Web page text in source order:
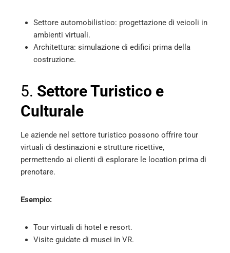
Settore automobilistico: progettazione di veicoli in
ambienti virtuali.
Architettura: simulazione di edifici prima della
costruzione.
5. Settore Turistico e
Culturale
Le aziende nel settore turistico possono offrire tour
virtuali di destinazioni e strutture ricettive,
permettendo ai clienti di esplorare le location prima di
prenotare.
Esempio:
Tour virtuali di hotel e resort.
Visite guidate di musei in VR.